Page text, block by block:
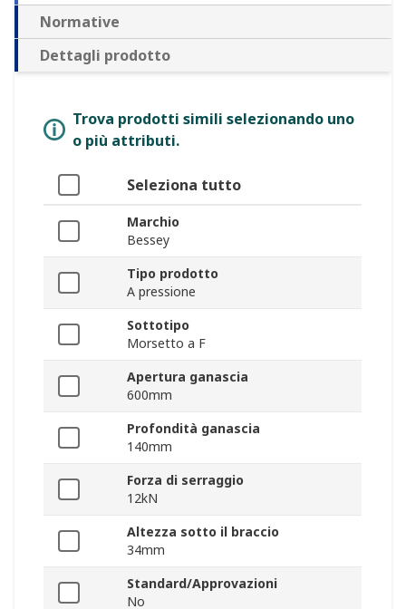
Normative
Dettagli prodotto
Trova prodotti simili selezionando uno
o più attributi.
Seleziona tutto
Marchio
Bessey
Tipo prodotto
A pressione
Sottotipo
Morsetto a F
Apertura ganascia
600mm
Profondità ganascia
140mm
Forza di serraggio
12kN
Altezza sotto il braccio
34mm
Standard/Approvazioni
No